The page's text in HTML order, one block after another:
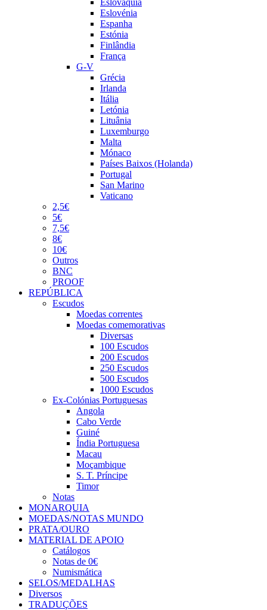
Eslovénia
Espanha
Estónia
Finlândia
França
G-V
Grécia
Irlanda
Itália
Letónia
Lituânia
Luxemburgo
Malta
Mónaco
Países Baixos (Holanda)
Portugal
San Marino
Vaticano
2,5€
5€
7,5€
8€
10€
Outros
BNC
PROOF
REPÚBLICA
Escudos
Moedas correntes
Moedas comemorativas
Diversas
100 Escudos
200 Escudos
250 Escudos
500 Escudos
1000 Escudos
Ex-Colónias Portuguesas
Angola
Cabo Verde
Guiné
Índia Portuguesa
Macau
Moçambique
S. T. Príncipe
Timor
Notas
MONARQUIA
MOEDAS/NOTAS MUNDO
PRATA/OURO
MATERIAL DE APOIO
Catálogos
Notas de 0€
Numismática
SELOS/MEDALHAS
Diversos
TRADUÇÕES